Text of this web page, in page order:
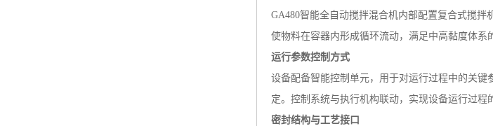
GA480智能全自动搅拌混合机内部配置复合式搅拌
使物料在容器内形成循环流动，满足中高黏度体系
运行参数控制方式
设备配备智能控制单元，用于对运行过程中的关
定。控制系统与执行机构联动，实现设备运行过程
密封结构与工艺接口